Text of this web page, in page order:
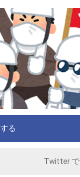
る
Twitter で